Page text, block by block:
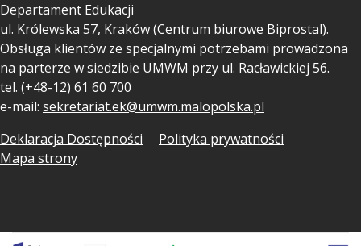
Departament Edukacji
ul. Królewska 57, Kraków (Centrum biurowe Biprostal).
Obsługa klientów ze specjalnymi potrzebami prowadzona
na parterze w siedzibie UMWM przy ul. Racławickiej 56.
tel. (+48-12) 61 60 700
e-mail: sekretariat.ek@umwm.malopolska.pl
Deklaracja Dostępności
Polityka prywatności
Mapa strony